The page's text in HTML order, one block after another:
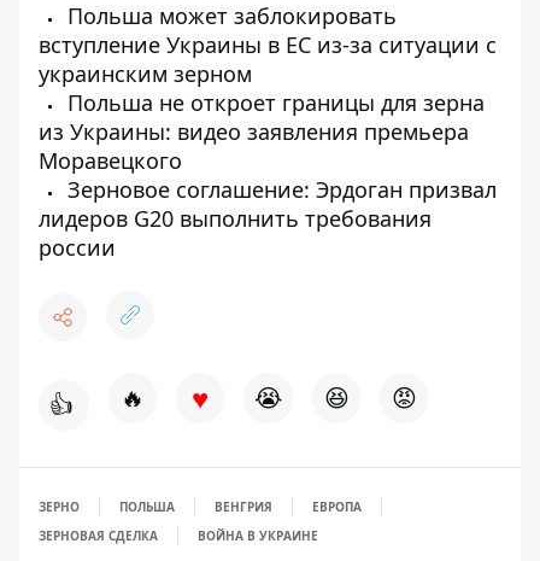
Польша может заблокировать
вступление Украины в ЕС из-за ситуации с
украинским зерном
Польша не откроет границы для зерна
из Украины: видео заявления премьера
Моравецкого
Зерновое соглашение: Эрдоган призвал
лидеров G20 выполнить требования
россии
👍 🔥 ♥ 😭 😆 😡
ЗЕРНО ПОЛЬША ВЕНГРИЯ
ЕВРОПА
ЗЕРНОВАЯ СДЕЛКА
ВОЙНА В УКРАИНЕ